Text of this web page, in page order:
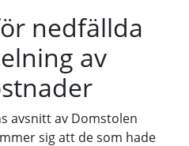
nedfällda
av
avsnitt av Domstolen
sig att de som hade